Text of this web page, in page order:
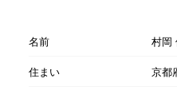
名前
村岡
住まい
京都